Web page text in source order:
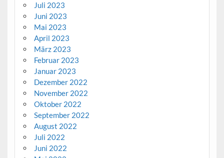
Juli 2023
Juni 2023
Mai 2023
April 2023
März 2023
Februar 2023
Januar 2023
Dezember 2022
November 2022
Oktober 2022
September 2022
August 2022
Juli 2022
Juni 2022